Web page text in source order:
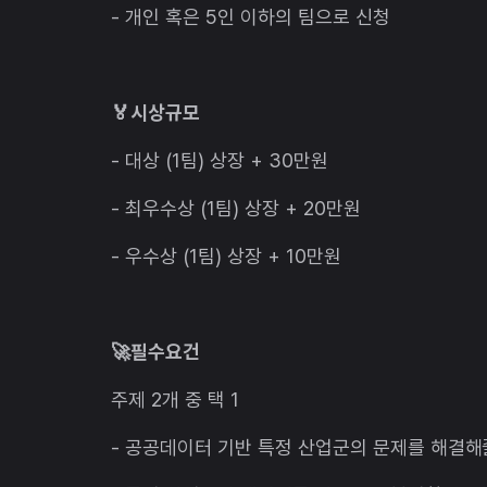
- 개인 혹은 5인 이하의 팀으로 신청
🏅시상규모
- 대상 (1팀) 상장 + 30만원
- 최우수상 (1팀) 상장 + 20만원
- 우수상 (1팀) 상장 + 10만원
🚀필수요건
주제 2개 중 택 1
- 공공데이터 기반 특정 산업군의 문제를 해결